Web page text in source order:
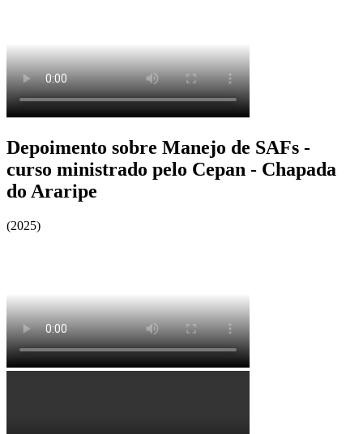
Depoimento sobre Manejo de SAFs -
curso ministrado pelo Cepan - Chapada
do Araripe
(2025)